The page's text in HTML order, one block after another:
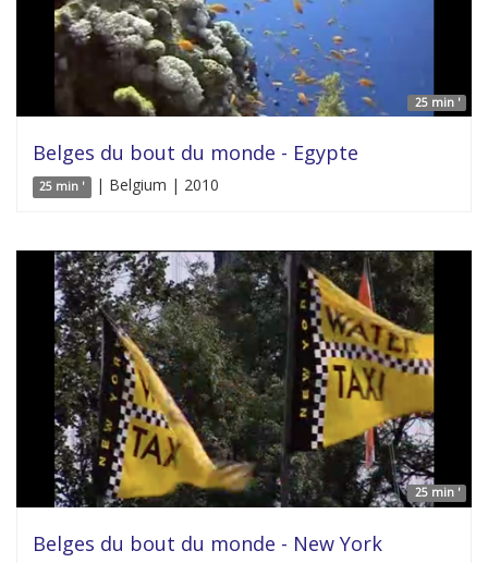
25 min '
Belges du bout du monde - Egypte
25 min ' | Belgium | 2010
25 min '
Belges du bout du monde - New York